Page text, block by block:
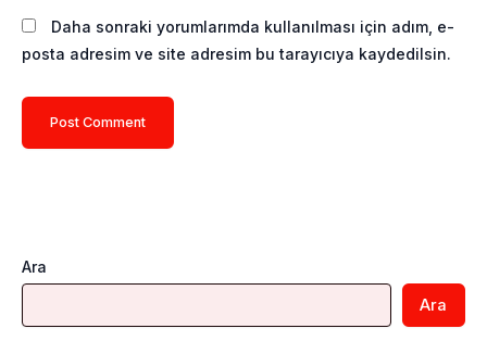
Daha sonraki yorumlarımda kullanılması için adım, e-
posta adresim ve site adresim bu tarayıcıya kaydedilsin.
Ara
Ara